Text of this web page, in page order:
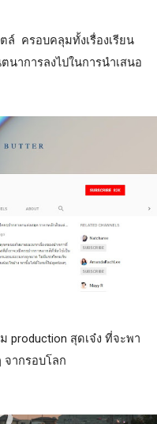
ล์  ครอบคลุมทั้งเรื่องเรียน
นาการลงไปในการนำเสนอ
production สุดเจ๋ง ที่จะพา
จากรอบโลก